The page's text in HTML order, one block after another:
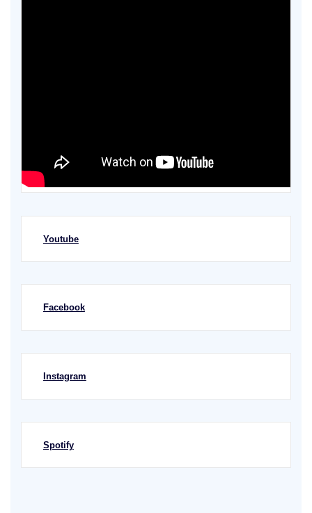
Youtube
Facebook
Instagram
Spotify